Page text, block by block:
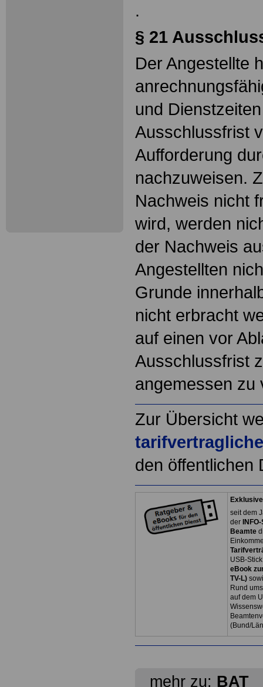
.
§ 21
Der Angestellte
und
Ausschlussfrist
Aufforderung
nachzuweisen.
Nachweis nicht
wird, werden
der Nachweis
Angestellten
Grunde
nicht erbracht
auf einen vor
Ausschlussfrist
angemessen zu
Zur Übersicht
den öffentlichen
seit dem
der
Beamte
USB-
eBook
TV-L)
Rund
auf dem
(Bund/
mehr zu: BAT